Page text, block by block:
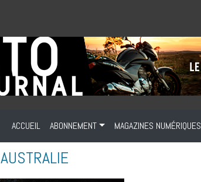
ACCUEIL ABONNEMENT MAGAZINES NUMÉRIQUES
AUSTRALIE